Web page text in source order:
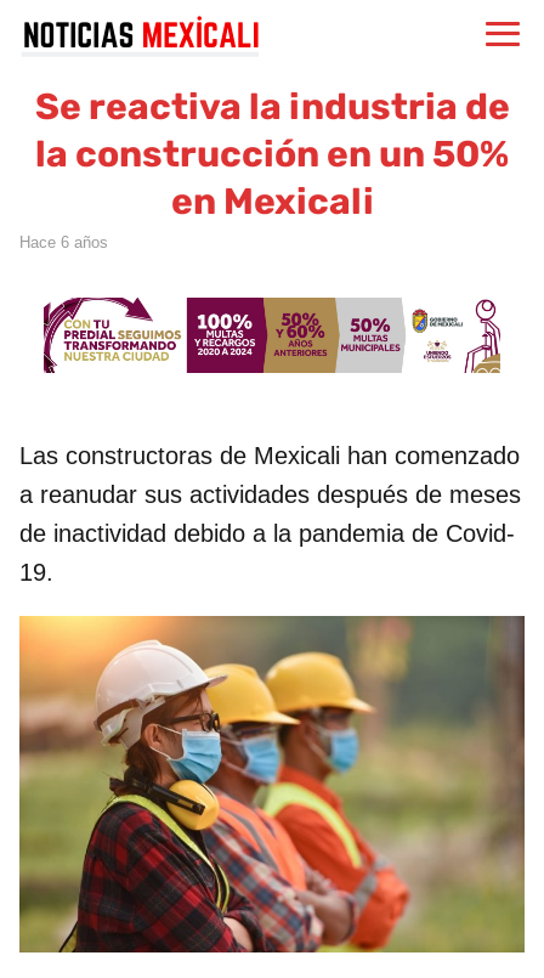
Se reactiva la industria de
la construcción en un 50%
en Mexicali
hace 6 años
Las constructoras de Mexicali han comenzado
a reanudar sus actividades después de meses
de inactividad debido a la pandemia de Covid-
19.